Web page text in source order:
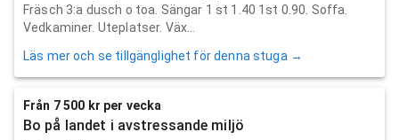
Fräsch 3:a dusch o toa. Sängar 1 st 1.40 1st 0.90. Soffa.
Vedkaminer. Uteplatser. Väx...
Läs mer och se tillgänglighet för denna stuga →
Från 7 500 kr per vecka
Bo på landet i avstressande miljö